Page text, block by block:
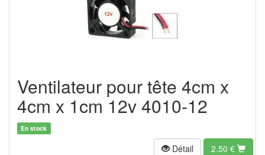
Ventilateur pour tête 4cm x
4cm x 1cm 12v 4010-12
En stock
Détail 2.50 €